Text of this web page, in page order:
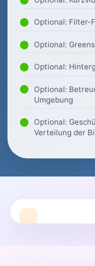
Optional: Filter-
Optional:
Optional:
Optional:
Umgebung
Optional:
Verteilung der